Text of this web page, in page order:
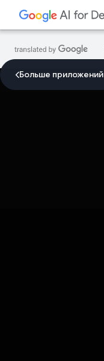
Больше приложений